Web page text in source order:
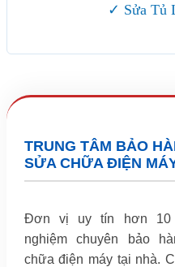
✓ Sửa Tủ
TRUNG TÂM BẢO
SỬA CHỮA ĐIỆN
Đơn vị uy tín hơn 10
nghiệm chuyên bảo
chữa điện máy tại nhà.